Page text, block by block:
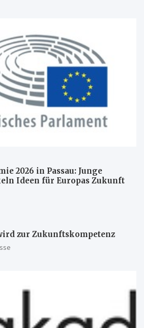
2026 in Passau: Junge
Ideen für Europas Zukunft
zur Zukunftskompetenz